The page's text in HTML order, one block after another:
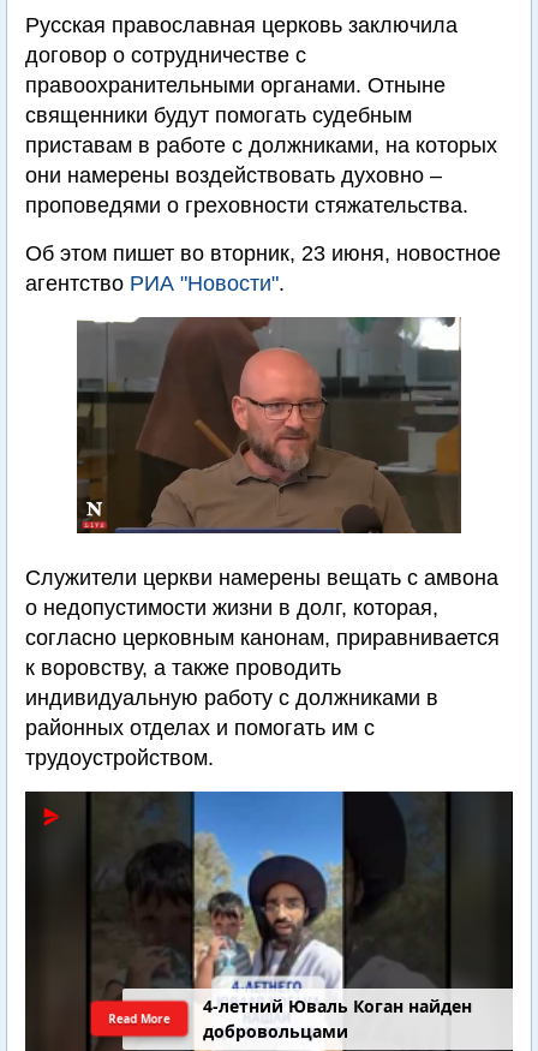
Русская православная церковь заключила
договор о сотрудничестве с
правоохранительными органами. Отныне
священники будут помогать судебным
приставам в работе с должниками, на которых
они намерены воздействовать духовно –
проповедями о греховности стяжательства.
Об этом пишет во вторник, 23 июня, новостное
агентство РИА "Новости".
Служители церкви намерены вещать с амвона
о недопустимости жизни в долг, которая,
согласно церковным канонам, приравнивается
к воровству, а также проводить
индивидуальную работу с должниками в
районных отделах и помогать им с
трудоустройством.
4-летний Юваль Коган найден
добровольцами
Read More